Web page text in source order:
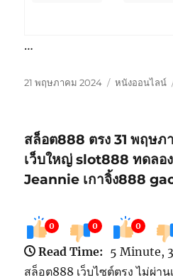
…
เขียน
21 พฤษภาคม 2024
หมวด
หนังออนไลน์
สล็อต888 ตรง 31 พฤษ
เว็บใหญ่ slot888 ทดลอ
Jeannie เกาจิ้ง888
0 0 0
Read Time: 5 Minute,
สล็อต888 เว็บไซต์ตรง ไม่ผ่า